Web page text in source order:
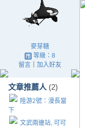
麥芽糖
等級：8
留言｜ 加入好友
文章推薦人 (2)
陸游2號：漫長當
下
文武兩邊站, 可可